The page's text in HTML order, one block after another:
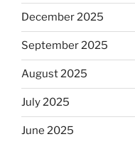
December 2025
September 2025
August 2025
July 2025
June 2025